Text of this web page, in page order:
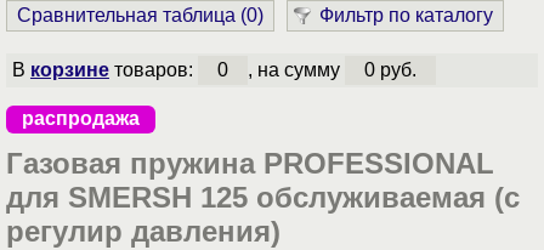
Сравнительная таблица (0) Фильтр по каталогу
В корзинетоваров: 0 , на сумму 0 руб.
распродажа
Газовая пружина PROFESSIONAL
для SMERSH 125 обслуживаемая (с
регулир давления)